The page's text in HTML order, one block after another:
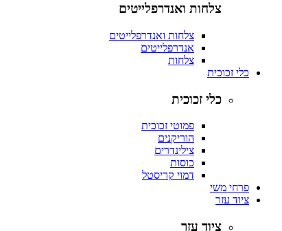
צלחות ואנדרפלייטים
צלחות ואנדרפלייטים
אנדרפלייטים
צלחות
כלי זכוכית
כלי זכוכית
פמוטי זכוכית
הוריקנים
צילינדרים
כוסות
דמוי קריסטל
פרחי משי
ציוד עזר
ציוד עזר